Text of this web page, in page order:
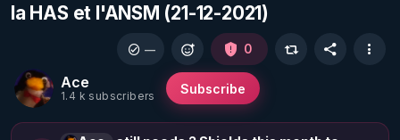
la HAS et l'ANSM (21-12-2021)
Ace
1.4 k subscribers Subscribe
— 0